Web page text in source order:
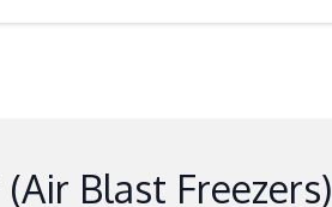
(Air Blast Freezers)